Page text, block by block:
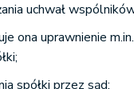
uchwał
ona uprawnienie
spółki przez sąd;